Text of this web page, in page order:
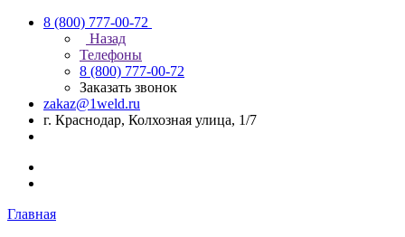
8 (800) 777-00-72
Назад
Телефоны
8 (800) 777-00-72
Заказать звонок
zakaz@1weld.ru
г. Краснодар, Колхозная улица, 1/7
Главная